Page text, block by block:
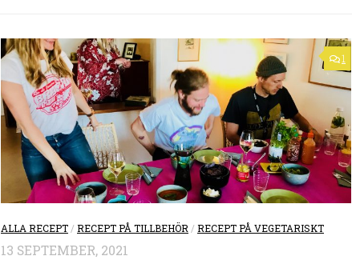
1
ALLA RECEPT/RECEPT PÅ TILLBEHÖR/RECEPT PÅ VEGETARISKT
13 SEPTEMBER, 2021